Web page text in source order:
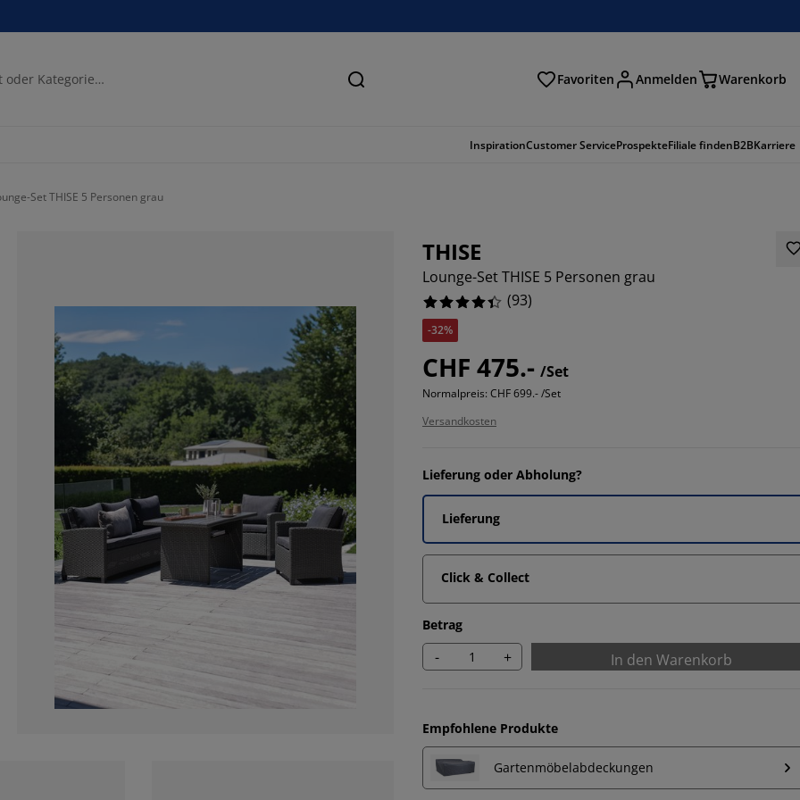
Suchen Favoriten Anmelden Warenkorb
InspirationCustomer ServiceProspekteFiliale findenB2BKarriere
Set THISE 5 Personen grau
THISE
Lounge-Set THISE 5 Personen grau
(93)
-32%
CHF 475.- /Set
Normalpreis: CHF 699.- /Set
Versandkosten
Lieferung oder Abholung?
Lieferung
Click & Collect
Betrag
- + In den Warenkorb
Empfohlene Produkte
Gartenmöbelabdeckungen
75.26881720430107%
9.67741935483871%
5.376344086021505%
2.1505376344086025%
7.526881720430108%